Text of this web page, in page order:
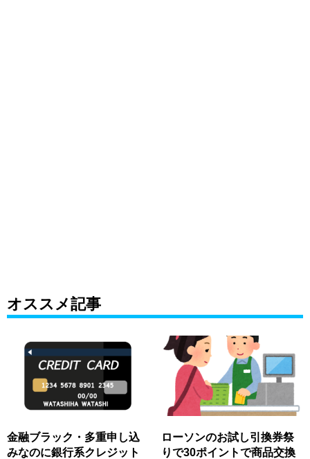
オススメ記事
金融ブラック・多重申し込
みなのに銀行系クレジット
ローソンのお試し引換券祭
りで30ポイントで商品交換